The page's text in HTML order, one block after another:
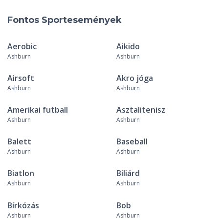
Fontos Sportesemények
Aerobic
Ashburn
Aikido
Ashburn
Airsoft
Ashburn
Akro jóga
Ashburn
Amerikai futball
Ashburn
Asztalitenisz
Ashburn
Balett
Ashburn
Baseball
Ashburn
Biatlon
Ashburn
Biliárd
Ashburn
Bírkózás
Ashburn
Bob
Ashburn